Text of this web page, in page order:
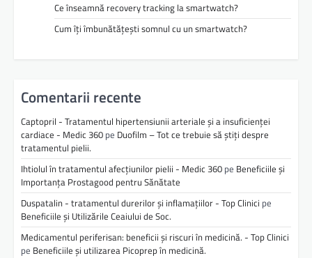
Ce înseamnă recovery tracking la smartwatch?
Cum îți îmbunătățești somnul cu un smartwatch?
Comentarii recente
Captopril - Tratamentul hipertensiunii arteriale și a insuficienței
cardiace - Medic 360 pe Duofilm – Tot ce trebuie să știți despre
tratamentul pielii.
Ihtiolul în tratamentul afecțiunilor pielii - Medic 360 pe Beneficiile și
Importanța Prostagood pentru Sănătate
Duspatalin - tratamentul durerilor și inflamațiilor - Top Clinici pe
Beneficiile și Utilizările Ceaiului de Soc.
Medicamentul periferisan: beneficii și riscuri în medicină. - Top Clinici
pe Beneficiile și utilizarea Picoprep în medicină.